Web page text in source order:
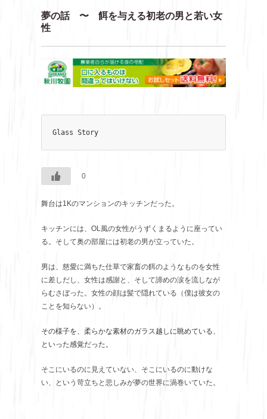
夢の話 〜 餌を与える初老の男と若い女
性
Glass Story
0
舞台は1Kのマンションのキッチンだった。
キッチンには、OL風の女性がうずくまるように座ってい
る。そして奥の部屋には初老の男が立っていた。
男は、慈愛に満ちた仕草で家畜の餌のようなものを女性
に差しだし、女性は感謝と、そして諦めの涙を流しなが
らむさぼった。女性の顔は髪で隠れている（僕は彼女の
ことを知らない）。
その様子を、柔らかな素材のガラス越しに眺めている、
といった感覚だった。
そこにいるのに見えていない、そこにいるのに動けな
い、という苛立ちと悲しみが夢の世界に渦巻いていた。